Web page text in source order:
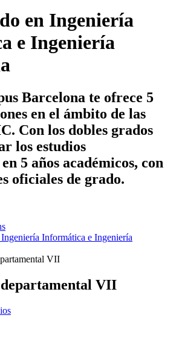
en Ingeniería
e Ingeniería
Barcelona te ofrece 5
en el ámbito de las
Con los dobles grados
los estudios
5 años académicos, con
oficiales de grado.
Informática e Ingeniería
VII
VII